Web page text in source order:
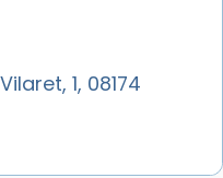
1, 08174